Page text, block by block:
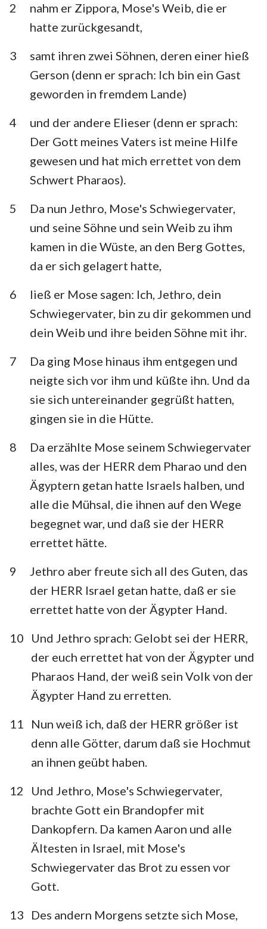
Klagelieder Hesekiel
Daniel Hosea
Joel Amos
Obadja Jona
Habakuk Zephanja
Haggai Sacharja
Maleachi
2
nahm er Zippora, Mose's Weib, die er
hatte zurückgesandt,
3
samt ihren zwei Söhnen, deren einer hieß
Gerson (denn er sprach: Ich bin ein Gast
geworden in fremdem Lande)
4
und der andere Elieser (denn er sprach:
Der Gott meines Vaters ist meine Hilfe
gewesen und hat mich errettet von dem
Schwert Pharaos).
5
Da nun Jethro, Mose's Schwiegervater,
und seine Söhne und sein Weib zu ihm
kamen in die Wüste, an den Berg Gottes,
da er sich gelagert hatte,
6
ließ er Mose sagen: Ich, Jethro, dein
Schwiegervater, bin zu dir gekommen und
dein Weib und ihre beiden Söhne mit ihr.
7
Da ging Mose hinaus ihm entgegen und
neigte sich vor ihm und küßte ihn. Und da
sie sich untereinander gegrüßt hatten,
gingen sie in die Hütte.
8
Da erzählte Mose seinem Schwiegervater
alles, was der HERR dem Pharao und den
Ägyptern getan hatte Israels halben, und
alle die Mühsal, die ihnen auf den Wege
begegnet war, und daß sie der HERR
errettet hätte.
9
Jethro aber freute sich all des Guten, das
der HERR Israel getan hatte, daß er sie
errettet hatte von der Ägypter Hand.
10
Und Jethro sprach: Gelobt sei der HERR,
der euch errettet hat von der Ägypter und
Pharaos Hand, der weiß sein Volk von der
Ägypter Hand zu erretten.
11
Nun weiß ich, daß der HERR größer ist
denn alle Götter, darum daß sie Hochmut
an ihnen geübt haben.
12
Und Jethro, Mose's Schwiegervater,
brachte Gott ein Brandopfer mit
Dankopfern. Da kamen Aaron und alle
Ältesten in Israel, mit Mose's
Schwiegervater das Brot zu essen vor
Gott.
13
Des andern Morgens setzte sich Mose,